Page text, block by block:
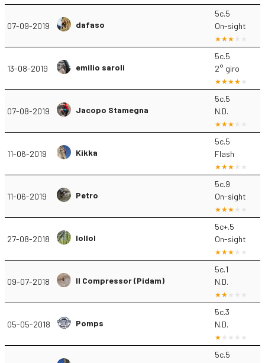
07-09-2019 dafaso
5c.5
On-sight
13-08-2019 emilio saroli
5c.5
2° giro
07-08-2019 Jacopo Stamegna
5c.5
N.D.
11-06-2019 Kikka
5c.5
Flash
11-06-2019 Petro
5c.9
On-sight
27-08-2018 lollol
5c+.5
On-sight
09-07-2018 Il Compressor (Pidam)
5c.1
N.D.
05-05-2018 Pomps
5c.3
N.D.
5c.5